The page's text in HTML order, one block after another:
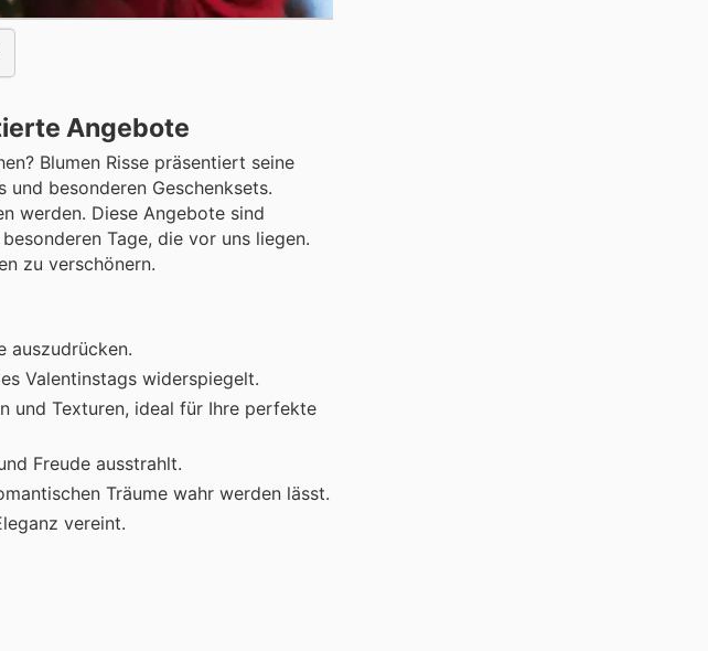
Angebote
Blumen Risse präsentiert seine
besonderen Geschenksets.
werden. Diese Angebote sind
Tage, die vor uns liegen.
zu verschönern.
auszudrücken.
Valentinstags widerspiegelt.
und Texturen, ideal für Ihre perfekte
Freude ausstrahlt.
Träume wahr werden lässt.
vereint.